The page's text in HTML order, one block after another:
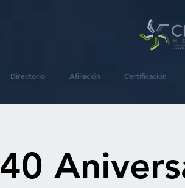
Directorio Afiliación Certificación
40